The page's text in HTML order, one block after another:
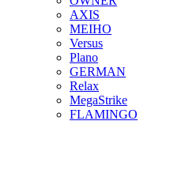
AXIS
MEIHO
Versus
Plano
GERMAN
Relax
MegaStrike
FLAMINGO